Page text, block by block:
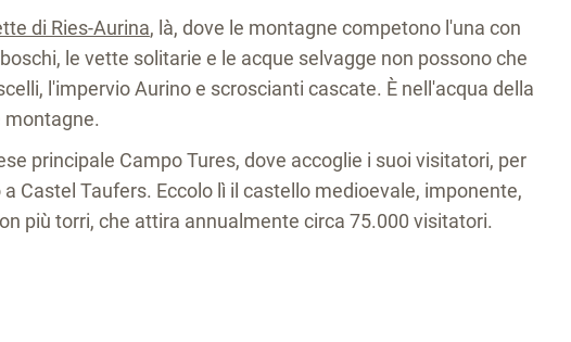
di Ries-Aurina, là, dove le montagne competono l'una con
le vette solitarie e le acque selvagge non possono che
l'impervio Aurino e scroscianti cascate. È nell'acqua della
montagne.
principale Campo Tures, dove accoglie i suoi visitatori, per
Castel Taufers. Eccolo lì il castello medioevale, imponente,
più torri, che attira annualmente circa 75.000 visitatori.